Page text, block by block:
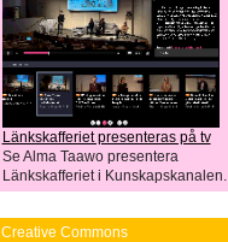
Länkskafferiet presenteras på tv
Se Alma Taawo presentera
Länkskafferiet i Kunskapskanalen.
Creative Commons